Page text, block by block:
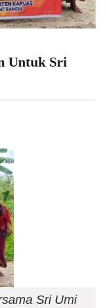
Untuk Sri
Sri Umi